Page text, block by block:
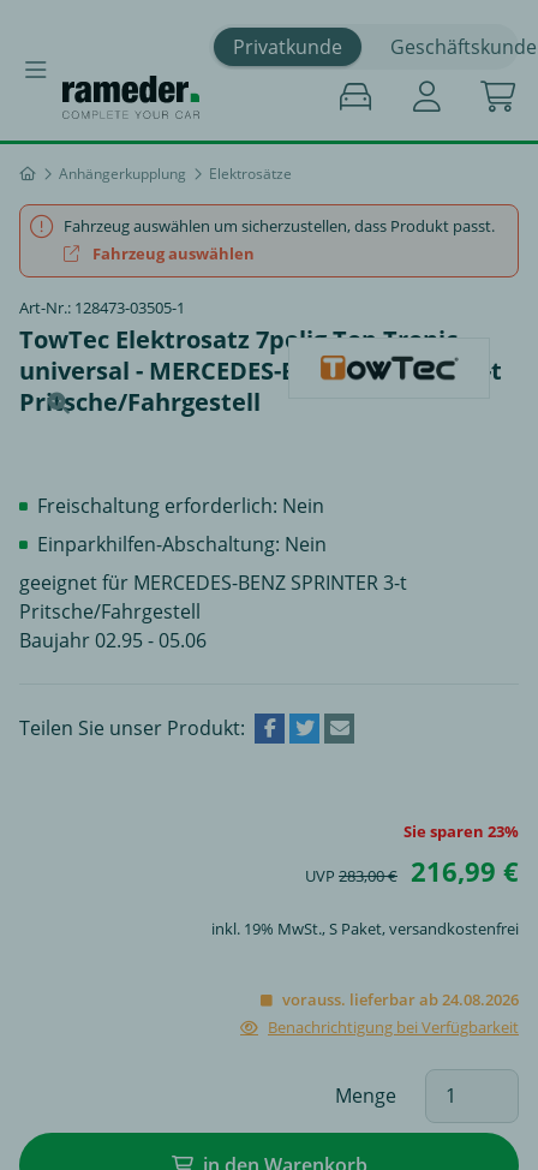
Privatkunde Geschäftskunde
Anhängerkupplung Elektrosätze
Fahrzeug auswählen um sicherzustellen, dass Produkt passt.
Fahrzeug auswählen
Art-Nr.: 128473-03505-1
TowTec Elektrosatz 7polig Top Tronic
universal - MERCEDES-BENZ SPRINTER 3-t
Pritsche/Fahrgestell
Freischaltung erforderlich: Nein
Einparkhilfen-Abschaltung: Nein
geeignet für MERCEDES-BENZ SPRINTER 3-t
Pritsche/Fahrgestell
Baujahr 02.95 - 05.06
Teilen Sie unser Produkt:
Sie sparen 23%
UVP 283,00 € 216,99 €
inkl. 19% MwSt.,S Paket, versandkostenfrei
vorauss. lieferbar ab 24.08.2026
Benachrichtigung bei Verfügbarkeit
Menge